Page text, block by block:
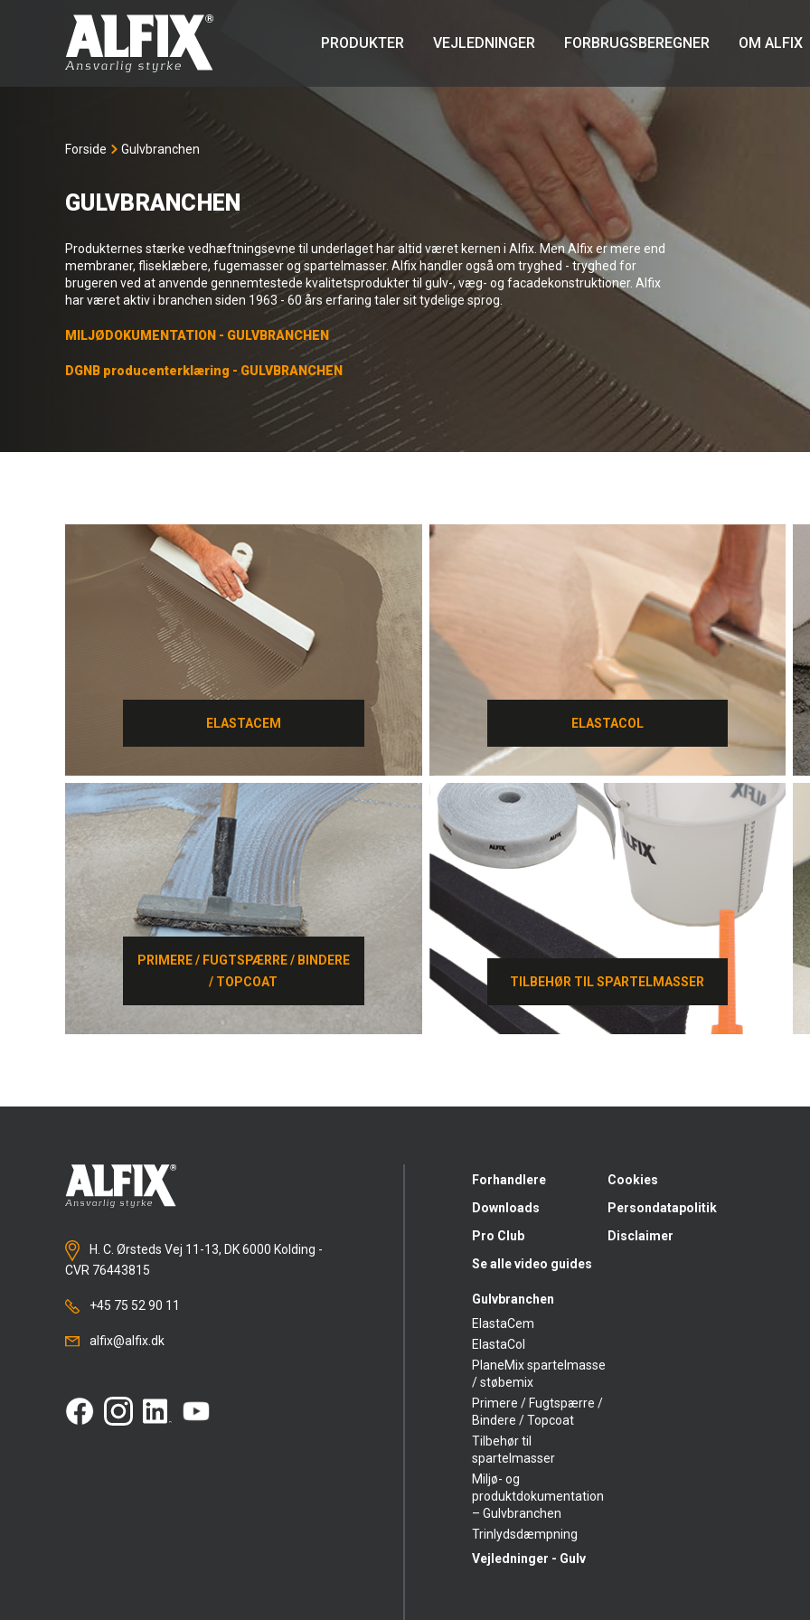
PRODUKTER VEJLEDNINGER FORBRUGSBEREGNER OM ALFIX
Forside Gulvbranchen
GULVBRANCHEN
Produkternes stærke vedhæftningsevne til underlaget har altid været kernen i Alfix. Men Alfix er mere end
membraner, fliseklæbere, fugemasser og spartelmasser. Alfix handler også om tryghed - tryghed for
brugeren ved at anvende gennemtestede kvalitetsprodukter til gulv-, væg- og facadekonstruktioner. Alfix
har været aktiv i branchen siden 1963 - 60 års erfaring taler sit tydelige sprog.
MILJØDOKUMENTATION - GULVBRANCHEN
DGNB producenterklæring - GULVBRANCHEN
ELASTACEM
ELASTACEM ELASTACOL
ELASTACOL
PRIMERE / FUGTSPÆRRE / BINDERE
/ TOPCOAT
PRIMERE / FUGTSPÆRRE / BINDERE
/ TOPCOAT
TILBEHØR TIL SPARTELMASSER
TILBEHØR TIL SPARTELMASSER
H. C. Ørsteds Vej 11-13, DK 6000 Kolding -
CVR 76443815
+45 75 52 90 11
alfix@alfix.dk
Forhandlere
Downloads
Pro Club
Se alle video guides
Gulvbranchen
ElastaCem
ElastaCol
PlaneMix spartelmasse
/ støbemix
Primere / Fugtspærre /
Bindere / Topcoat
Tilbehør til
spartelmasser
Miljø- og
produktdokumentation
– Gulvbranchen
Trinlydsdæmpning
Vejledninger - Gulv
Cookies
Persondatapolitik
Disclaimer